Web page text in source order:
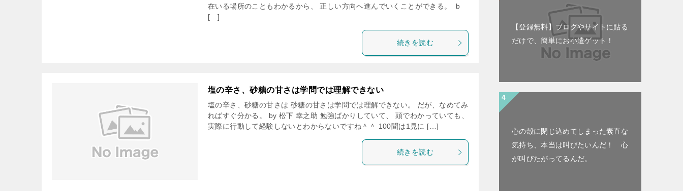
在いる場所のこともわかるから、 正しい方向へ進んでいくことができる。 b
[…]
続きを読む
塩の辛さ、砂糖の甘さは学問では理解できない
塩の辛さ、砂糖の甘さは 砂糖の甘さは学問では理解できない。 だが、なめてみ
ればすぐ分かる。 by 松下 幸之助 勉強ばかりしていて、 頭でわかっていても、
実際に行動して経験しないとわからないですね＾＾ 100聞は1見に […]
続きを読む
【登録無料】ブログやサイトに貼る
だけで、簡単にお小遣ゲット！
心の殻に閉じ込めてしまった素直な
気持ち、本当は叫びたいんだ！ 心
が叫びたがってるんだ。